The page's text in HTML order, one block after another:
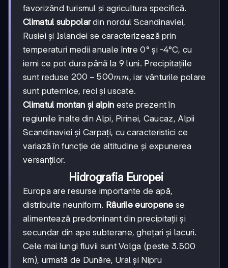
favorizând turismul și agricultura specifică.
Climatul subpolardin nordul Scandinaviei,
Rusiei și Islandei se caracterizează prin
temperaturi medii anuale între 0° și -4°C, cu
ierni ce pot dura până la 9 luni. Precipitațiile
sunt reduse 200-
500
mm
200 − 500mm, iar vânturile polare
sunt puternice, reci și uscate.
Climatul montan și alpin este prezent în
regiunile înalte din Alpi, Pirinei, Caucaz, Alpii
Scandinaviei și Carpați, cu caracteristici ce
variază în funcție de altitudine și expunerea
versanților.
Hidrografia Europei
Europa are resurse importante de apă,
distribuite neuniform. Râurile europene se
alimentează predominant din precipitații și
secundar din ape subterane, ghețari și lacuri.
Cele mai lungi fluvii sunt Volga (peste 3.500
km), urmată de Dunăre, Ural și Nipru